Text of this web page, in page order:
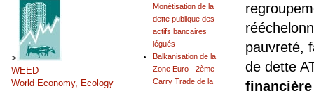
pauvreté,
de dette
financière
Monétisation de la
dette publique des
actifs bancaires
légués
Balkanisation de la
Zone Euro - 2ème
Carry Trade de la
>
WEED
World Economy, Ecology